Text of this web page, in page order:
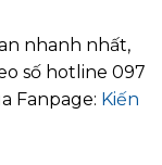
nhanh nhất,
số hotline 097
Fanpage: Kiến